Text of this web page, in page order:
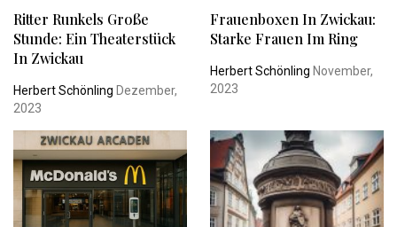
Ritter Runkels Große
Stunde: Ein Theaterstück
In Zwickau
Herbert Schönling Dezember,
2023
Frauenboxen In Zwickau:
Starke Frauen Im Ring
Herbert Schönling November,
2023